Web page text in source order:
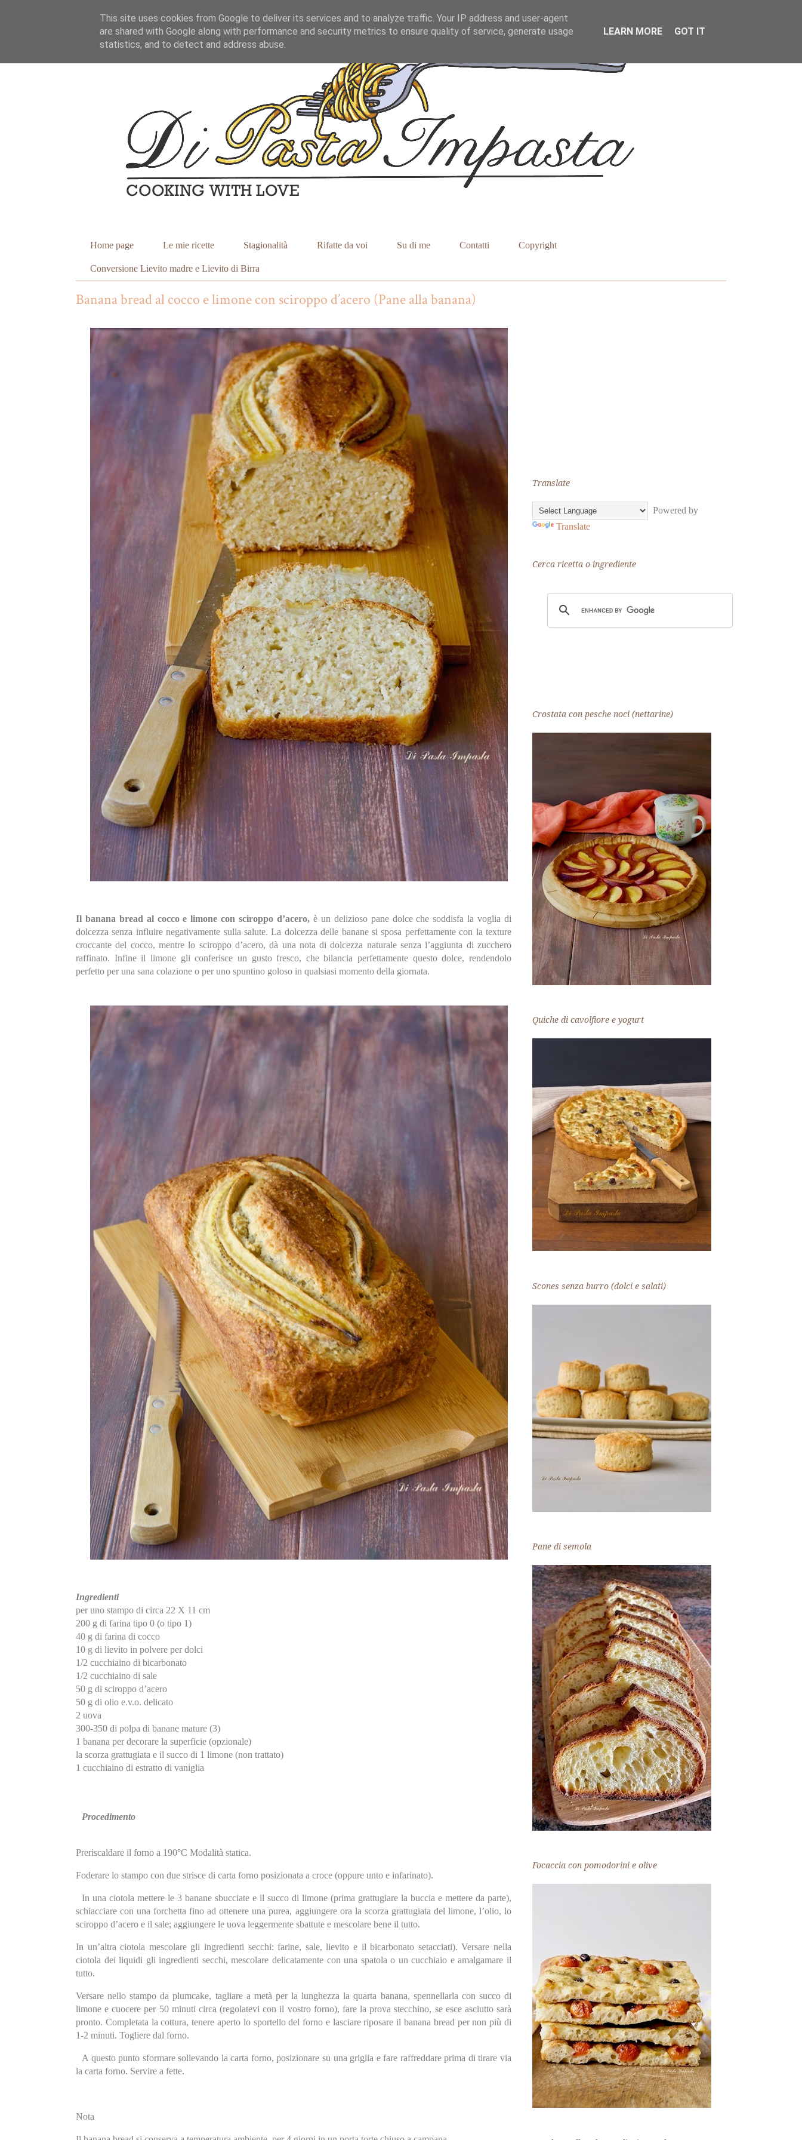
Home page Le mie ricette Stagionalità Rifatte da voi Su di me Contatti Copyright
Conversione Lievito madre e Lievito di Birra
Banana bread al cocco e limone con sciroppo d’acero (Pane alla banana)
Il banana bread al cocco e limone con sciroppo d’acero, è un delizioso pane dolce che soddisfa la voglia di
dolcezza senza influire negativamente sulla salute. La dolcezza delle banane si sposa perfettamente con la texture
croccante del cocco, mentre lo sciroppo d’acero, dà una nota di dolcezza naturale senza l’aggiunta di zucchero
raffinato. Infine il limone gli conferisce un gusto fresco, che bilancia perfettamente questo dolce, rendendolo
perfetto per una sana colazione o per uno spuntino goloso in qualsiasi momento della giornata.
Ingredienti
per uno stampo di circa 22 X 11 cm
200 g di farina tipo 0 (o tipo 1)
40 g di farina di cocco
10 g di lievito in polvere per dolci
1/2 cucchiaino di bicarbonato
1/2 cucchiaino di sale
50 g di sciroppo d’acero
50 g di olio e.v.o. delicato
2 uova
300-350 di polpa di banane mature (3)
1 banana per decorare la superficie (opzionale)
la scorza grattugiata e il succo di 1 limone (non trattato)
1 cucchiaino di estratto di vaniglia
Procedimento
Preriscaldare il forno a 190°C Modalità statica.
Foderare lo stampo con due strisce di carta forno posizionata a croce (oppure unto e infarinato).
In una ciotola mettere le 3 banane sbucciate e il succo di limone (prima grattugiare la buccia e mettere da parte),
schiacciare con una forchetta fino ad ottenere una purea, aggiungere ora la scorza grattugiata del limone, l’olio, lo
sciroppo d’acero e il sale; aggiungere le uova leggermente sbattute e mescolare bene il tutto.
In un’altra ciotola mescolare gli ingredienti secchi: farine, sale, lievito e il bicarbonato setacciati). Versare nella
ciotola dei liquidi gli ingredienti secchi, mescolare delicatamente con una spatola o un cucchiaio e amalgamare il
tutto.
Versare nello stampo da plumcake, tagliare a metà per la lunghezza la quarta banana, spennellarla con succo di
limone e cuocere per 50 minuti circa (regolatevi con il vostro forno), fare la prova stecchino, se esce asciutto sarà
pronto. Completata la cottura, tenere aperto lo sportello del forno e lasciare riposare il banana bread per non più di
1-2 minuti. Togliere dal forno.
A questo punto sformare sollevando la carta forno, posizionare su una griglia e fare raffreddare prima di tirare via
la carta forno. Servire a fette.
Nota
Translate
Powered by
Translate
Cerca ricetta o ingrediente
Crostata con pesche noci (nettarine)
Quiche di cavolfiore e yogurt
Scones senza burro (dolci e salati)
Pane di semola
Focaccia con pomodorini e olive
This site uses cookies from Google to deliver its services and to analyze traffic. Your IP address and user-agent
are shared with Google along with performance and security metrics to ensure quality of service, generate usage
statistics, and to detect and address abuse.
LEARN MORE GOT IT